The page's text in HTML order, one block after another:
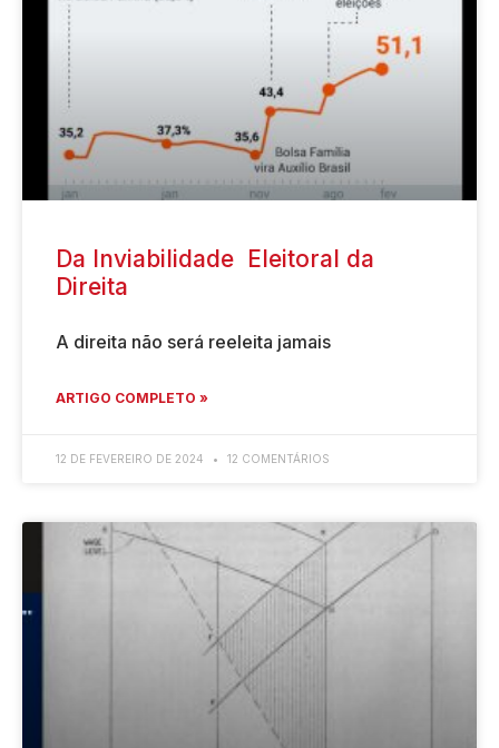
Da Inviabilidade Eleitoral da
Direita
A direita não será reeleita jamais
ARTIGO COMPLETO »
12 DE FEVEREIRO DE 2024 12 COMENTÁRIOS